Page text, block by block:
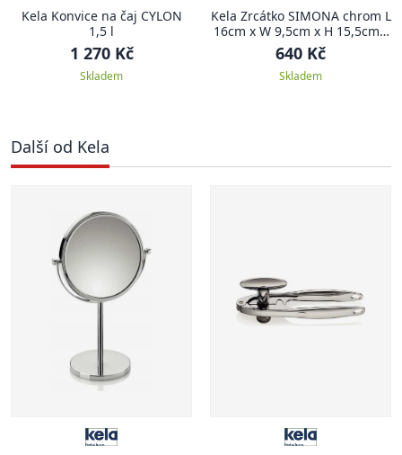
Kela Konvice na čaj CYLON
1,5 l
1 270 Kč
Skladem
Kela Zrcátko SIMONA chrom L
16cm x W 9,5cm x H 15,5cm /
Ř 14cm
640 Kč
Skladem
Další od Kela